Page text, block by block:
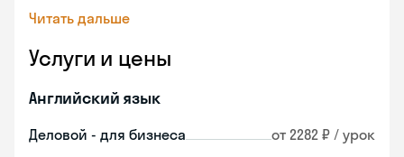
Читать дальше
Услуги и цены
Английский язык
Деловой - для бизнеса от 2282 ₽ / урок